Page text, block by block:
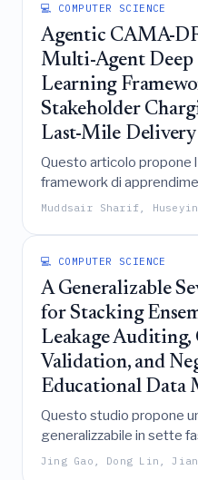
💻 COMPUTER SCIENCE
Agentic CAMA-
Multi-Agent Deep
Learning
Stakeholder
Last-Mile Delivery
Questo articolo propone
framework di
multi-agente
ottimizzare la ricarica
dell'ultimo miglio
significativi nell'utilizzo
nella riduzione della
CO2 rispetto ai
Muddsair Sharif,
💻 COMPUTER SCIENCE
A Generalizable
for Stacking
Leakage
Validation, and
Educational Data
Questo studio propone
generalizzabile in sette
ensemble di tipo
Jing Gao, Dong Lin,